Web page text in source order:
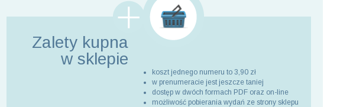
Zalety kupna
w sklepie
koszt jednego numeru to 3,90 zł
w prenumeracie jest jeszcze taniej
dostęp w dwóch formach PDF oraz on-line
możliwość pobierania wydań ze strony sklepu